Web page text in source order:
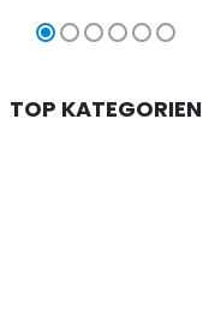
TOP KATEGORIEN